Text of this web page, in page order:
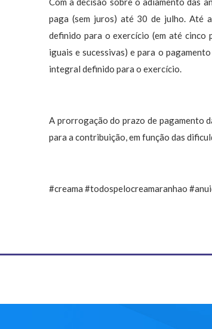
paga (sem juros) até 30 de julho. Até
definido para o exercício (em até cinco
iguais e sucessivas) e para o
integral definido para o exercício.
A prorrogação do prazo de pagamento
para a contribuição, em função das
#creama #todospelocreamaranhao